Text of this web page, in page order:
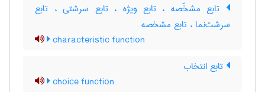
تابع مشخّصه ، تابع ویژه ، تابع سرشتی ، تابع
سرشت‌نما ، تابع مشخصه
characteristic function
تابع انتخاب
choice function